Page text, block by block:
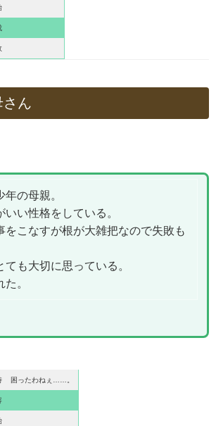
ん
の母親。
い性格をしている。
をこなすが根が大雑把なので失敗も
も大切に思っている。
。
困ったわねぇ……。